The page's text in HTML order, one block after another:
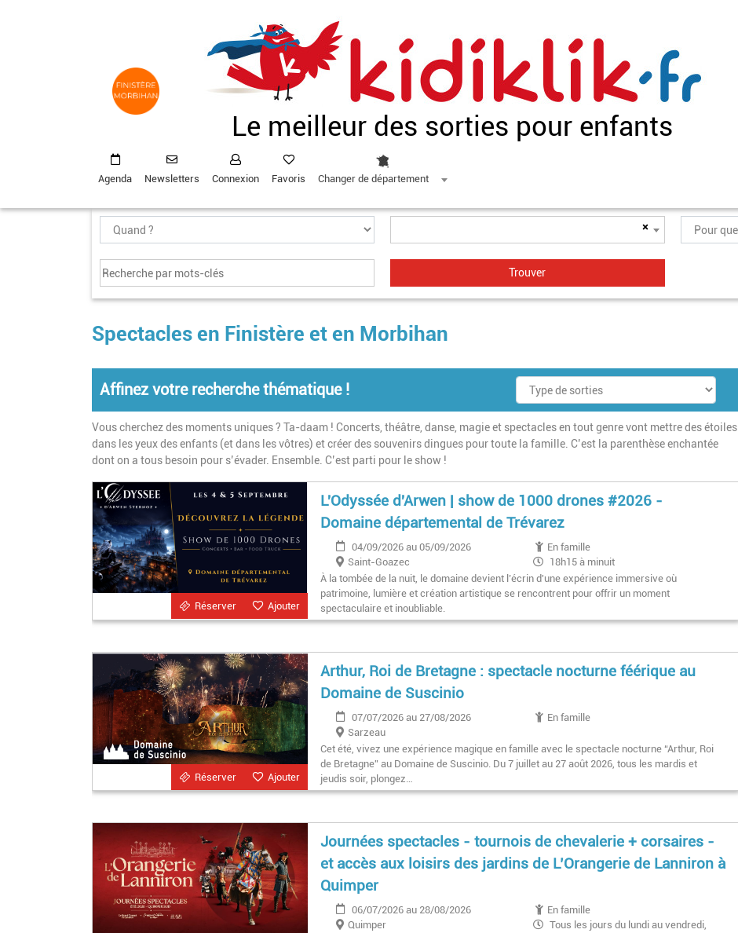
Le meilleur des sorties pour enfants
Agenda Newsletters Connexion Favoris Changer de département
×
Spectacles en Finistère et en Morbihan
Affinez votre recherche thématique !
Vous cherchez des moments uniques ? Ta-daam ! Concerts, théâtre, danse, magie et spectacles en tout genre vont mettre des étoiles
dans les yeux des enfants (et dans les vôtres) et créer des souvenirs dingues pour toute la famille. C’est la parenthèse enchantée
dont on a tous besoin pour s’évader. Ensemble. C’est parti pour le show !
Ajouter
Réserver
L'Odyssée d'Arwen | show de 1000 drones #2026 -
Domaine départemental de Trévarez
04/09/2026 au 05/09/2026
En famille
Saint-Goazec
18h15 à minuit
À la tombée de la nuit, le domaine devient l’écrin d'une expérience immersive où
patrimoine, lumière et création artistique se rencontrent pour offrir un moment
spectaculaire et inoubliable.
Ajouter
Réserver
Arthur, Roi de Bretagne : spectacle nocturne féérique au
Domaine de Suscinio
07/07/2026 au 27/08/2026
En famille
Sarzeau
Cet été, vivez une expérience magique en famille avec le spectacle nocturne “Arthur, Roi
de Bretagne” au Domaine de Suscinio. Du 7 juillet au 27 août 2026, tous les mardis et
jeudis soir, plongez…
Journées spectacles - tournois de chevalerie + corsaires -
et accès aux loisirs des jardins de L’Orangerie de Lanniron à
Quimper
06/07/2026 au 28/08/2026
En famille
Quimper
Tous les jours du lundi au vendredi,